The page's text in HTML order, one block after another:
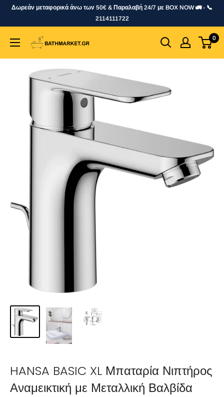
SkipΔωρεάν μεταφορικά άνω των 50€ & Παραλαβή 24/7 με BOX NOW 🚛 - 📞
2114111722
bathmarket.gr 0
HANSA BASIC XL Μπαταρία Νιπτήρος
Αναμεικτική με Μεταλλική Βαλβίδα